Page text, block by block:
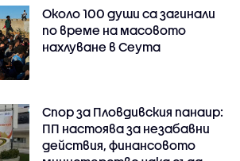
Около 100 души са загинали
по време на масовото
нахлуване в Сеута
Спор за Пловдивския панаир:
ПП настоява за незабавни
действия, финансовото